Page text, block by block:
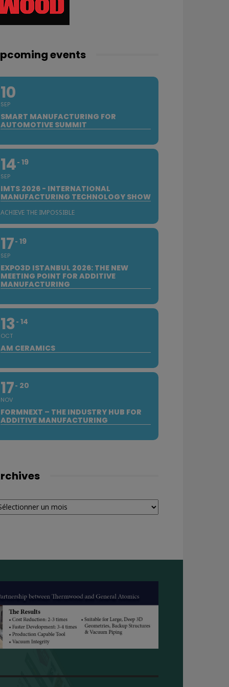
events
10
SEP
SMART MANUFACTURING FOR
AUTOMOTIVE SUMMIT
14
SEP
19
IMTS 2026 - INTERNATIONAL
MANUFACTURING TECHNOLOGY SHOW
ACHIEVE THE IMPOSSIBLE
17
SEP
19
EXPO3D ISTANBUL 2026: THE NEW
MEETING POINT FOR ADDITIVE
MANUFACTURING
13
OCT
14
AM CERAMICS
17
NOV
20
FORMNEXT – THE INDUSTRY HUB FOR
ADDITIVE MANUFACTURING